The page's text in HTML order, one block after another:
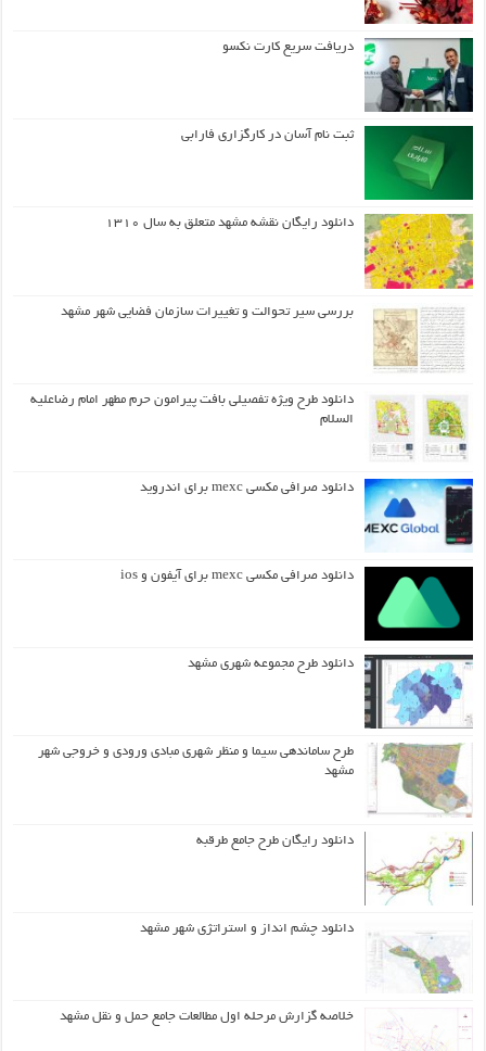
دریافت سریع کارت نکسو
ثبت نام آسان در کارگزاری فارابی
دانلود رایگان نقشه مشهد متعلق به سال ۱۳۱۰
بررسی سیر تحوالت و تغییرات سازمان فضایی شهر مشهد
دانلود طرح ويژه تفصيلي بافت پيرامون حرم مطهر امام رضاعليه
السلام
دانلود صرافی مکسی mexc برای اندروید
دانلود صرافی مکسی mexc برای آیفون و ios
دانلود طرح مجموعه شهری مشهد
طرح ساماندهی سیما و منظر شهری مبادی ورودی و خروجی شهر
مشهد
دانلود رایگان طرح جامع طرقبه
دانلود چشم انداز و استراتژی شهر مشهد
خلاصه گزارش مرحله اول مطالعات جامع حمل و نقل مشهد